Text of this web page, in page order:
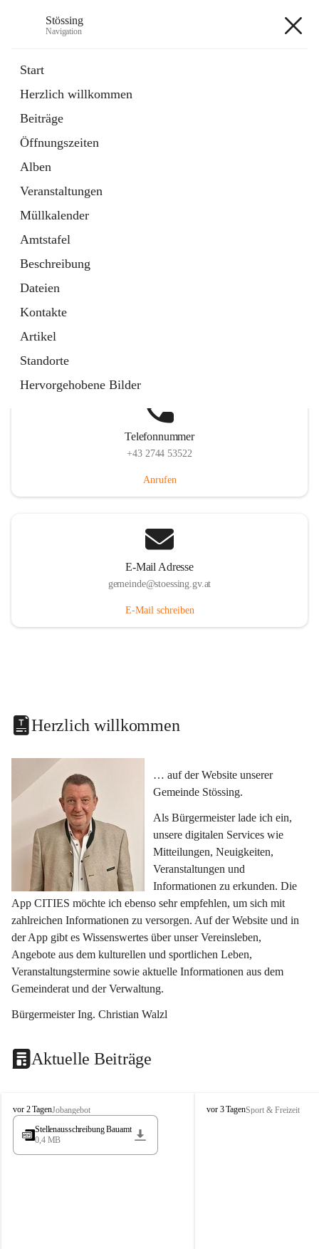
Stössing
Navigation
Start
Herzlich willkommen
Beiträge
Öffnungszeiten
Alben
Veranstaltungen
Müllkalender
Amtstafel
Beschreibung
Dateien
Kontakte
Artikel
Standorte
Hervorgehobene Bilder
Datei
in
Tab
Kindergarten
öffnet
in
neuem
Tab
Telefonnummer
+43 2744 53522
Anrufen
E-Mail Adresse
gemeinde@stoessing.gv.at
E-Mail schreiben
Herzlich willkommen
… auf der Website unserer
Gemeinde Stössing.
Als Bürgermeister lade ich ein,
unsere digitalen Services wie
Mitteilungen, Neuigkeiten,
Veranstaltungen und
Informationen zu erkunden. Die
App CITIES möchte ich ebenso sehr empfehlen, um sich mit
zahlreichen Informationen zu versorgen. Auf der Website und in
der App gibt es Wissenswertes über unser Vereinsleben,
Angebote aus dem kulturellen und sportlichen Leben,
Veranstaltungstermine sowie aktuelle Informationen aus dem
Gemeinderat und der Verwaltung.
Bürgermeister Ing. Christian Walzl
Aktuelle Beiträge
S
t
s
vor 2 TagenJobangebot
Stellenausschreibung Bauamt
0,4 MB
S
vor 3 TagenSport & Freizeit